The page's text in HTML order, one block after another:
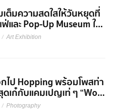
เต็มความสดใสให้วันหยุดที่
ฟ่และ Pop-Up Museum ใ...
/ Art Exhibition
ไป Hopping พร้อมโพสท่า
ดเก๋กับแคมเปญเท่ ๆ “Wo...
/ Photography